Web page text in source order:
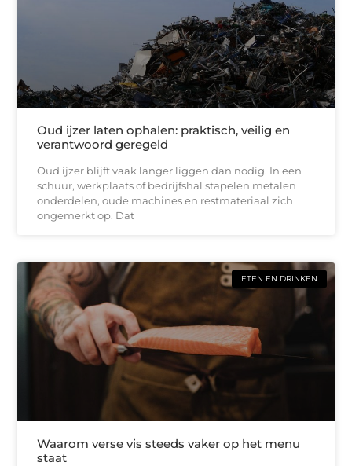
Oud ijzer laten ophalen: praktisch, veilig en
verantwoord geregeld
Oud ijzer blijft vaak langer liggen dan nodig. In een
schuur, werkplaats of bedrijfshal stapelen metalen
onderdelen, oude machines en restmateriaal zich
ongemerkt op. Dat
ETEN EN DRINKEN
Waarom verse vis steeds vaker op het menu
staat